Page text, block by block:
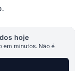
hoje
em minutos. Não é